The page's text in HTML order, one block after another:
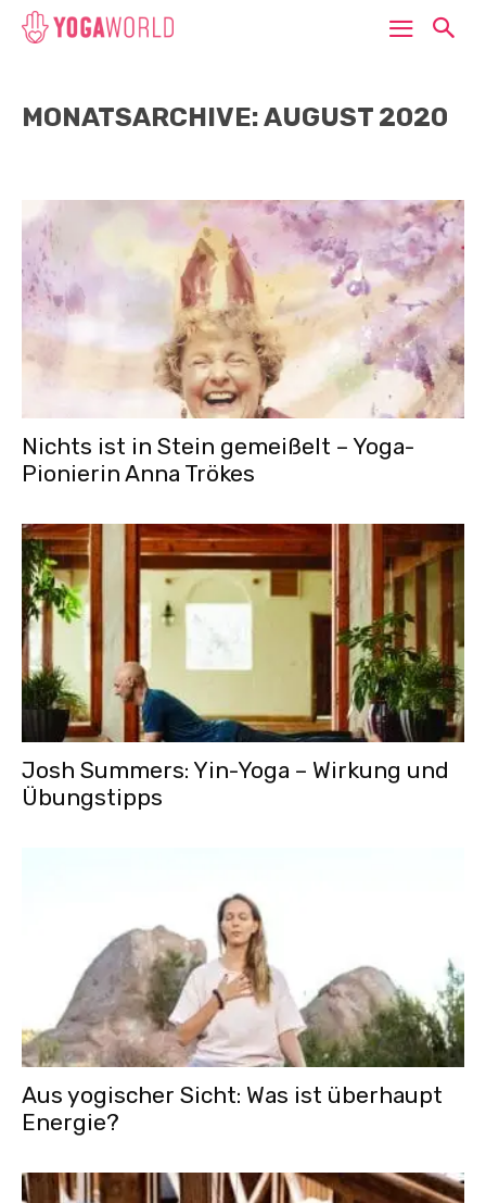
MONATSARCHIVE: AUGUST 2020
Nichts ist in Stein gemeißelt – Yoga-
Pionierin Anna Trökes
Josh Summers: Yin-Yoga – Wirkung und
Übungstipps
Aus yogischer Sicht: Was ist überhaupt
Energie?